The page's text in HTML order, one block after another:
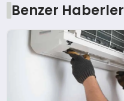
Benzer Haberler